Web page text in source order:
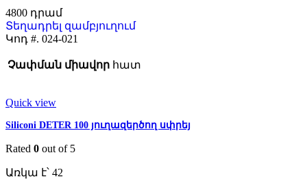
4800
Տեղադրել զամբյուղում
Կոդ #. 024-021
Չափման միավոր հատ
Quick view
Siliconi DETER 100 յուղազերծող սփրեյ
Rated 0 out of 5
Առկա է՝ 42